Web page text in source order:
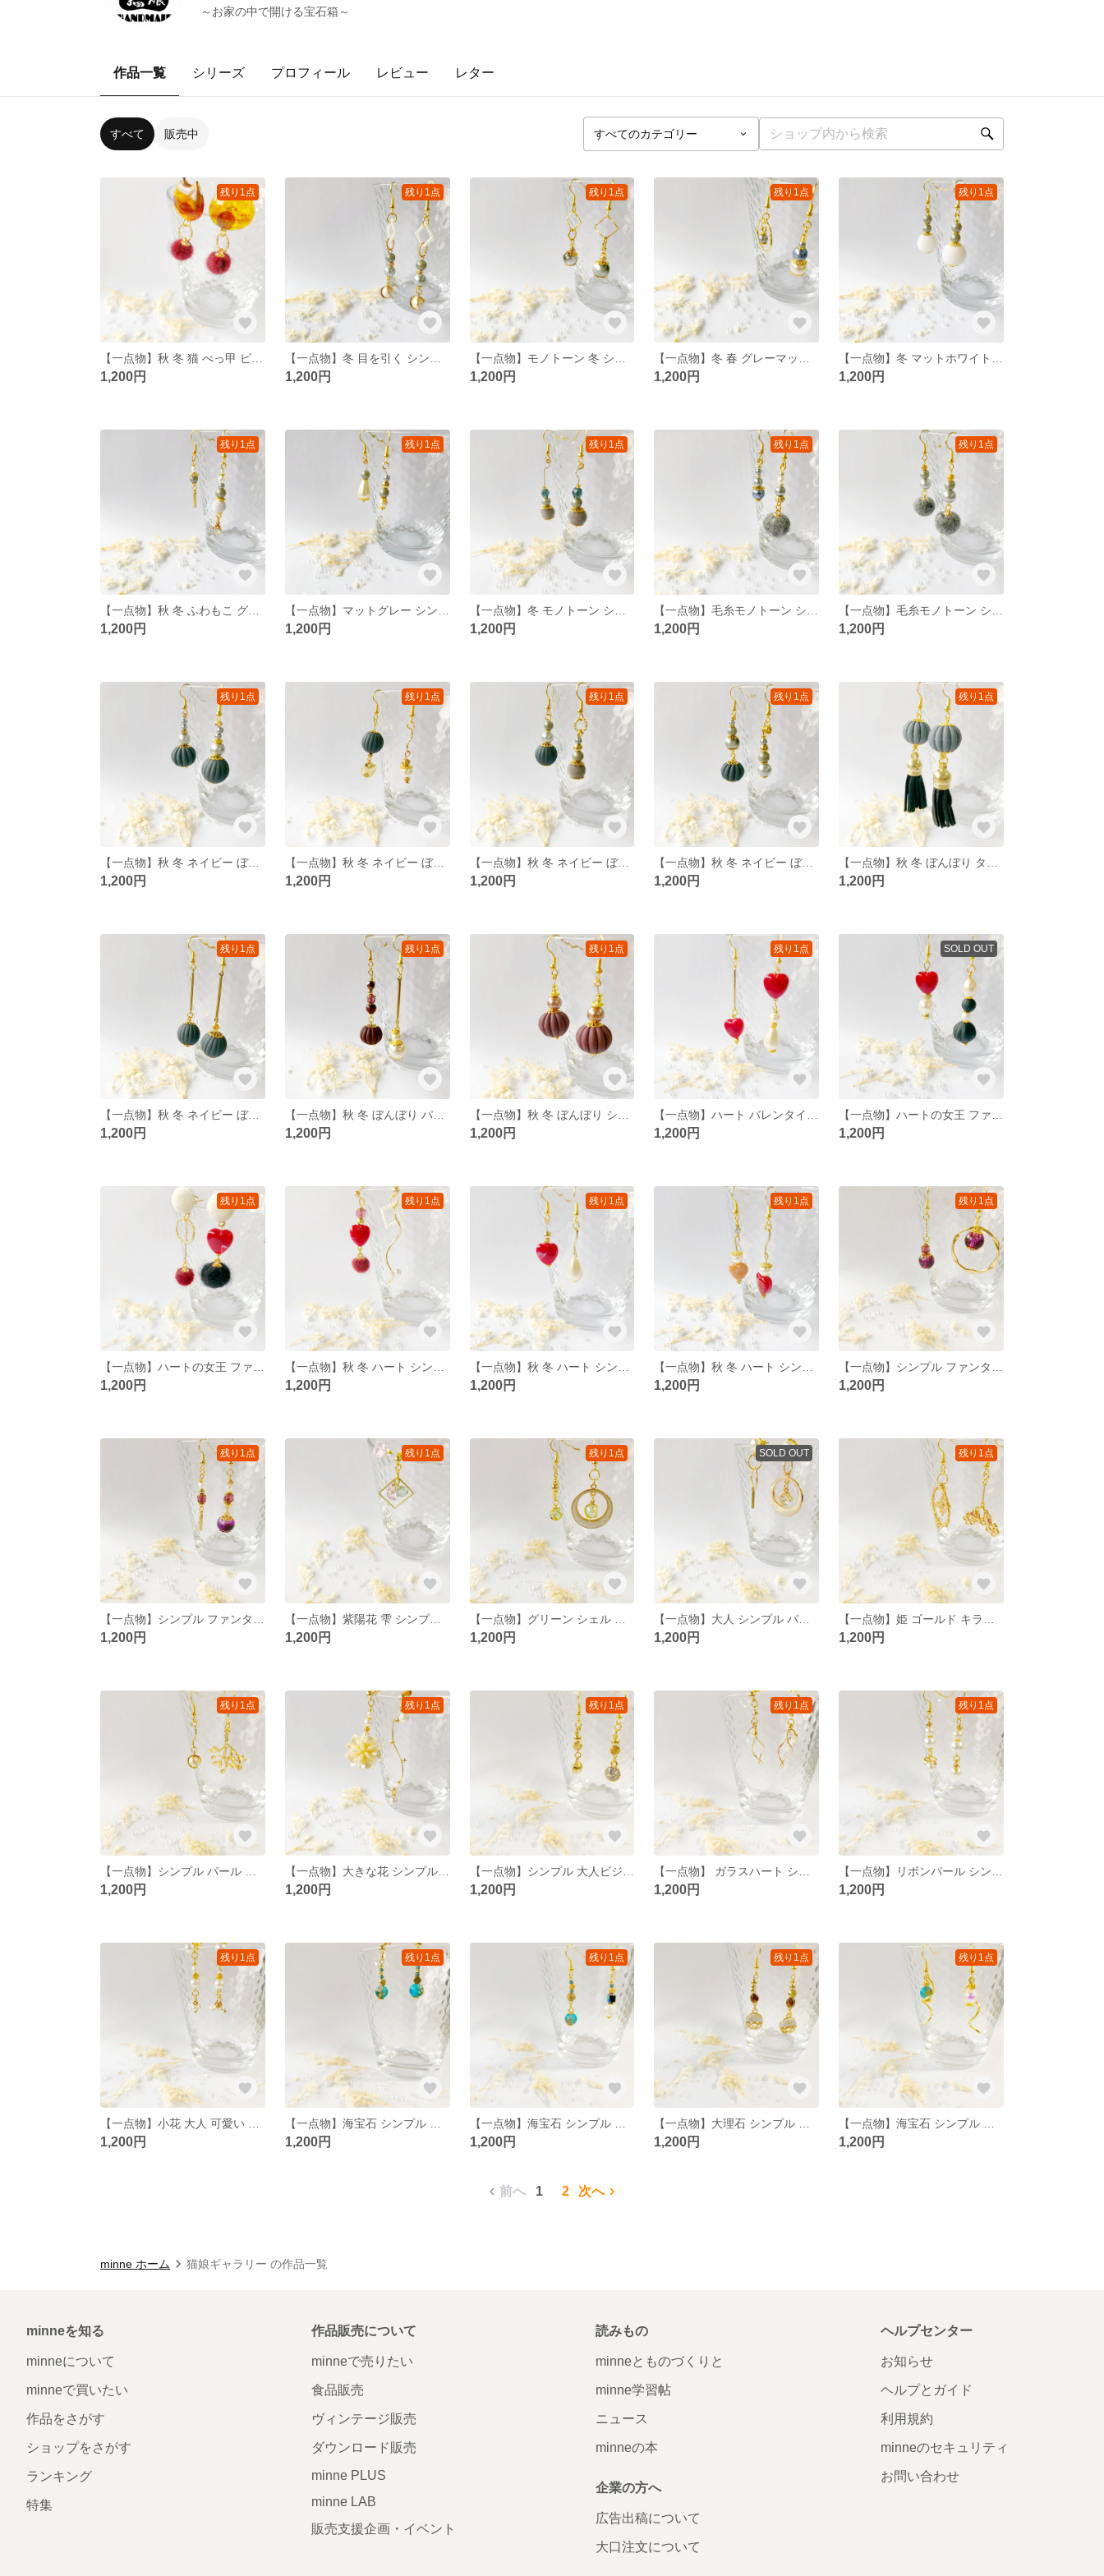
～お家の中で開ける宝石箱～
作品一覧 シリーズ プロフィール レビュー レター
すべて 販売中
残り1点
1,200円
残り1点
1,200円
残り1点
1,200円
残り1点
1,200円
残り1点
1,200円
残り1点
1,200円
残り1点
1,200円
残り1点
1,200円
残り1点
1,200円
残り1点
1,200円
残り1点
【一点物】秋 冬 ネイビー ぼんぼり ピアス/イヤリング
1,200円
残り1点
【一点物】秋 冬 ネイビー ぼんぼり ピアス/イヤリング
1,200円
残り1点
【一点物】秋 冬 ネイビー ぼんぼり ピアス/イヤリング
1,200円
残り1点
【一点物】秋 冬 ネイビー ぼんぼり ピアス/イヤリング
1,200円
残り1点
1,200円
残り1点
【一点物】秋 冬 ネイビー ぼんぼり ピアス/イヤリング
1,200円
残り1点
【一点物】秋 冬 ぼんぼり パール ピアス/イヤリング
1,200円
残り1点
1,200円
残り1点
1,200円
SOLD OUT
1,200円
残り1点
1,200円
残り1点
1,200円
残り1点
1,200円
残り1点
1,200円
残り1点
1,200円
残り1点
1,200円
残り1点
【一点物】紫陽花 雫 シンプル ピアス
1,200円
残り1点
1,200円
SOLD OUT
1,200円
残り1点
1,200円
残り1点
1,200円
残り1点
【一点物】大きな花 シンプル 大人 ピアス
1,200円
残り1点
1,200円
残り1点
1,200円
残り1点
1,200円
残り1点
1,200円
残り1点
1,200円
残り1点
1,200円
残り1点
1,200円
残り1点
1,200円
前へ 1 2 次へ
minne ホーム 猫娘ギャラリー の作品一覧
minneを知る
minneについて
minneで買いたい
作品をさがす
ショップをさがす
ランキング
特集
作品販売について
minneで売りたい
食品販売
ヴィンテージ販売
ダウンロード販売
minne PLUS
minne LAB
販売支援企画・イベント
読みもの
minneとものづくりと
minne学習帖
ニュース
minneの本
企業の方へ
広告出稿について
大口注文について
ヘルプセンター
お知らせ
ヘルプとガイド
利用規約
minneのセキュリティ
お問い合わせ